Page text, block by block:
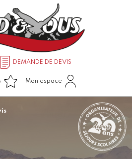
DEMANDE DE DEVIS
Mon espace